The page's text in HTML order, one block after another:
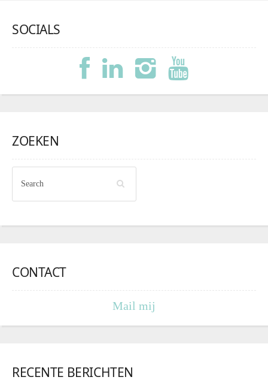
SOCIALS
ZOEKEN
CONTACT
Mail mij
RECENTE BERICHTEN